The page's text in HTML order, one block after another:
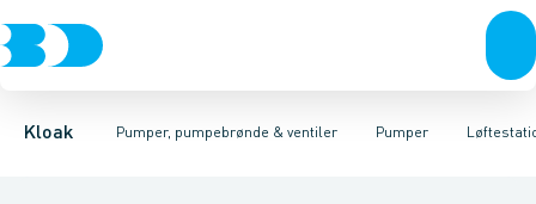
Kloak Pumper, pumpebrønde & ventiler
Rør & fittingsBrøndeBrøndgodsLinjeafvandingTanke,
Pumper
Pumpebrønde til gråt spildevandPumpebrønde til sort
KælderpumperEntreprenør pumperPumper til sort